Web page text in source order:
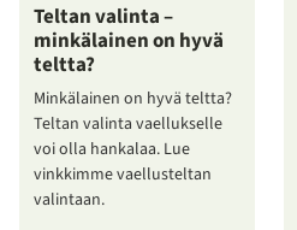
Teltan valinta –
minkälainen on hyvä
teltta?
Minkälainen on hyvä teltta?
Teltan valinta vaellukselle
voi olla hankalaa. Lue
vinkkimme vaellusteltan
valintaan.